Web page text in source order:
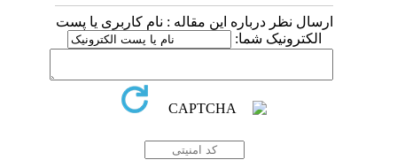
ارسال نظر درباره این مقاله : نام کاربری یا پست
الکترونیک شما: